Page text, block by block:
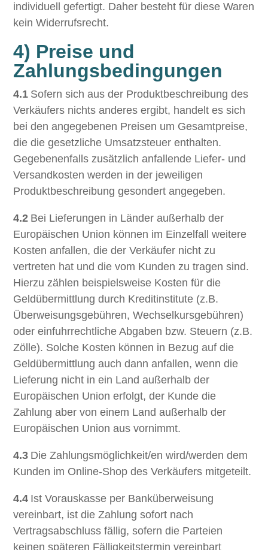
individuell gefertigt. Daher besteht für diese Waren
kein Widerrufsrecht.
4) Preise und
Zahlungsbedingungen
4.1 Sofern sich aus der Produktbeschreibung des
Verkäufers nichts anderes ergibt, handelt es sich
bei den angegebenen Preisen um Gesamtpreise,
die die gesetzliche Umsatzsteuer enthalten.
Gegebenenfalls zusätzlich anfallende Liefer- und
Versandkosten werden in der jeweiligen
Produktbeschreibung gesondert angegeben.
4.2 Bei Lieferungen in Länder außerhalb der
Europäischen Union können im Einzelfall weitere
Kosten anfallen, die der Verkäufer nicht zu
vertreten hat und die vom Kunden zu tragen sind.
Hierzu zählen beispielsweise Kosten für die
Geldübermittlung durch Kreditinstitute (z.B.
Überweisungsgebühren, Wechselkursgebühren)
oder einfuhrrechtliche Abgaben bzw. Steuern (z.B.
Zölle). Solche Kosten können in Bezug auf die
Geldübermittlung auch dann anfallen, wenn die
Lieferung nicht in ein Land außerhalb der
Europäischen Union erfolgt, der Kunde die
Zahlung aber von einem Land außerhalb der
Europäischen Union aus vornimmt.
4.3 Die Zahlungsmöglichkeit/en wird/werden dem
Kunden im Online-Shop des Verkäufers mitgeteilt.
4.4 Ist Vorauskasse per Banküberweisung
vereinbart, ist die Zahlung sofort nach
Vertragsabschluss fällig, sofern die Parteien
keinen späteren Fälligkeitstermin vereinbart